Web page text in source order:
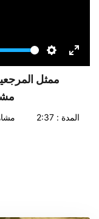
Volume
ممثل
المدة : 2:37